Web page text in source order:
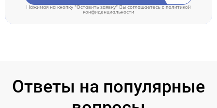
Нажимая на кнопку "Оставить заявку" Вы соглашаетесь c политикой
конфиденциальности
Ответы на популярные